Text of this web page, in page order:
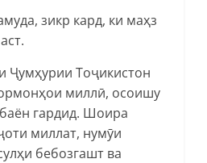
зикр кард, ки маҳз
Ҷумҳурии Тоҷикистон
миллӣ, осоишу
гардид. Шоира
миллат, нумӯи
бебозгашт ва